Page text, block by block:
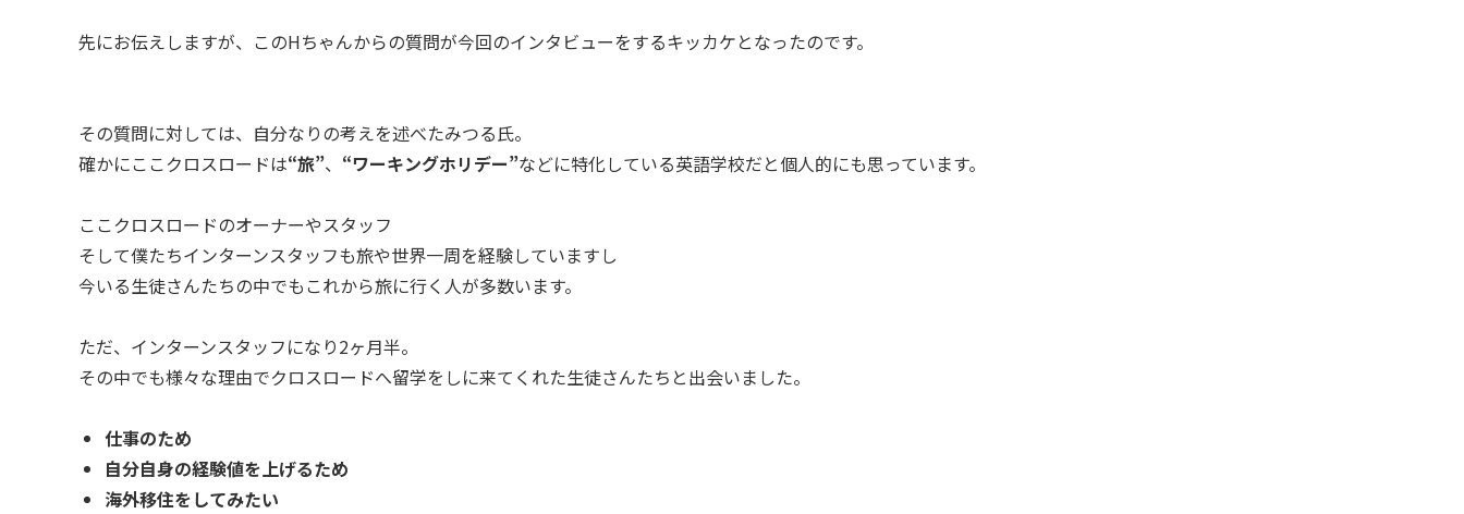
先にお伝えしますが、このHちゃんからの質問が今回のインタビューをするキッカケとなったのです。
その質問に対しては、自分なりの考えを述べたみつる氏。
確かにここクロスロードは“旅”、 “ワーキングホリデー”などに特化している英語学校だと個人的にも思っています。
ここクロスロードのオーナーやスタッフ
そして僕たちインターンスタッフも旅や世界一周を経験していますし
今いる生徒さんたちの中でもこれから旅に行く人が多数います。
ただ、インターンスタッフになり2ヶ月半。
その中でも様々な理由でクロスロードへ留学をしに来てくれた生徒さんたちと出会いました。
仕事のため
自分自身の経験値を上げるため
海外移住をしてみたい